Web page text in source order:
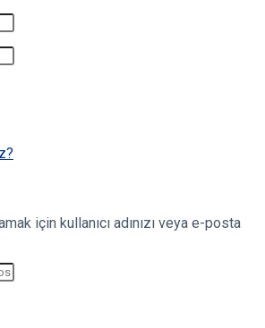
için kullanıcı adınızı veya e-posta